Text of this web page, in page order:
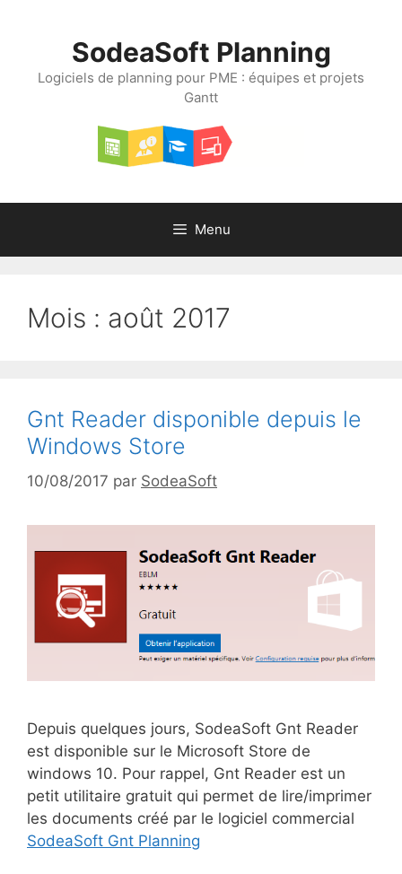
SodeaSoft Planning
Logiciels de planning pour PME : équipes et projets
Gantt
Menu
Mois : août 2017
Gnt Reader disponible depuis le
Windows Store
10/08/2017 par SodeaSoft
Depuis quelques jours, SodeaSoft Gnt Reader
est disponible sur le Microsoft Store de
windows 10. Pour rappel, Gnt Reader est un
petit utilitaire gratuit qui permet de lire/imprimer
les documents créé par le logiciel commercial
SodeaSoft Gnt Planning